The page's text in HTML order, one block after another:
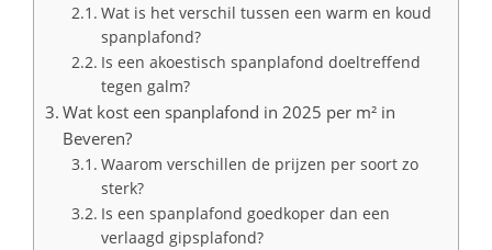
Wat is het verschil tussen een warm en koud
spanplafond?
Is een akoestisch spanplafond doeltreffend
tegen galm?
Wat kost een spanplafond in 2025 per m² in
Beveren?
Waarom verschillen de prijzen per soort zo
sterk?
Is een spanplafond goedkoper dan een
verlaagd gipsplafond?